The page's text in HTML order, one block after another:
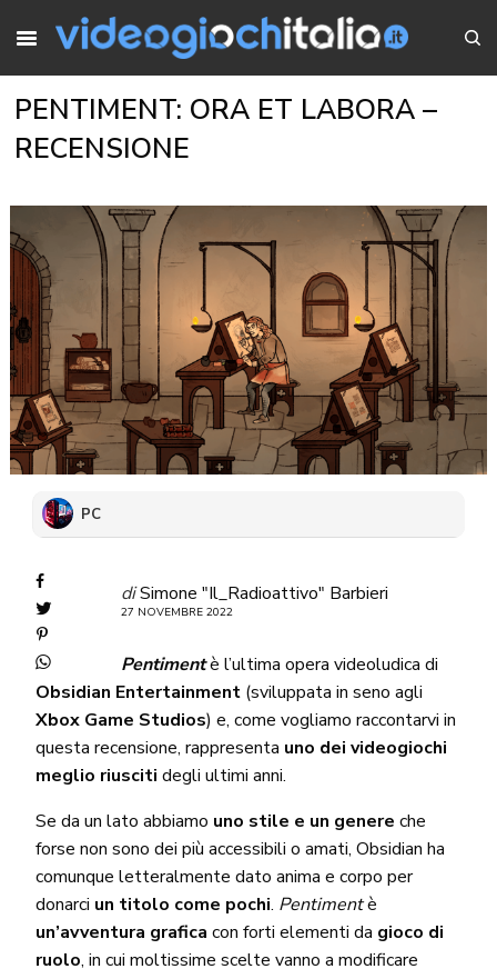
PENTIMENT: ORA ET LABORA –
RECENSIONE
PC
diSimone "Il_Radioattivo" Barbieri
27 NOVEMBRE 2022
Pentimentè l’ultima opera videoludica di
Obsidian Entertainment(sviluppata in seno agli
Xbox Game Studios) e, come vogliamo raccontarvi in
questa recensione, rappresenta uno dei videogiochi
meglio riusciti degli ultimi anni.
Se da un lato abbiamo uno stile e un genereche
forse non sono dei più accessibili o amati, Obsidian ha
comunque letteralmente dato anima e corpo per
donarci un titolo come pochi. Pentimentè
un’avventura grafica con forti elementi da gioco di
ruolo, in cui moltissime scelte vanno a modificare